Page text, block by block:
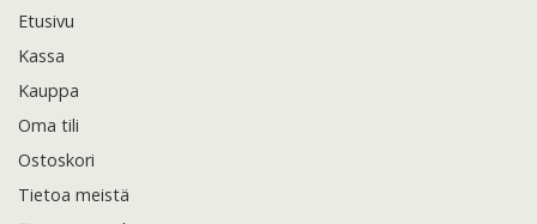
Etusivu
Kassa
Kauppa
Oma tili
Ostoskori
Tietoa meistä